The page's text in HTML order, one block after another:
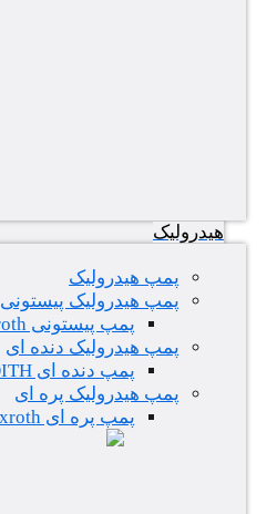
هیدرولیک
پمپ هیدرولیک
پمپ هیدرولیک پیستونی
پمپ پیستونی Rexroth
پمپ هیدرولیک دنده ای
پمپ دنده ای VOITH
پمپ هیدرولیک پره ای
پمپ پره ای Rexroth